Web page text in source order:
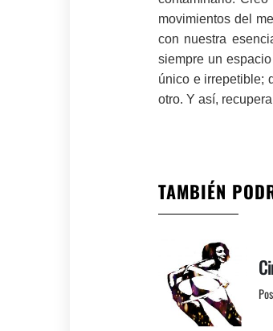
movimientos del
con nuestra
siempre un
único e irrepetible;
otro. Y así,
TAMBIÉN